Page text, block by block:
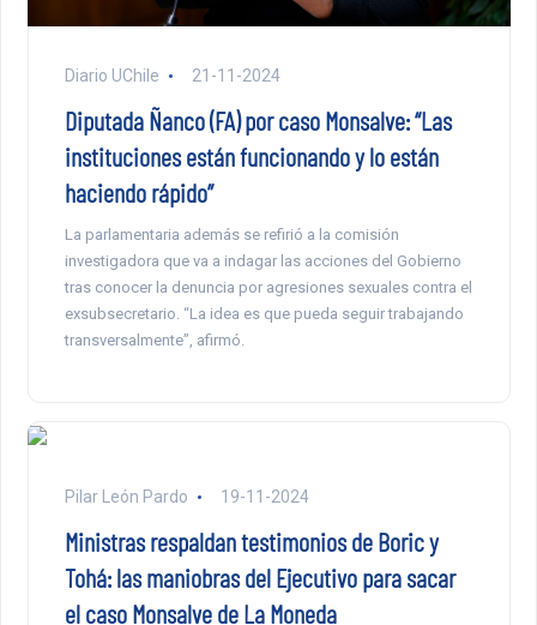
Diario UChile 21-11-2024
Diputada Ñanco (FA) por caso Monsalve: “Las
instituciones están funcionando y lo están
haciendo rápido”
La parlamentaria además se refirió a la comisión
investigadora que va a indagar las acciones del Gobierno
tras conocer la denuncia por agresiones sexuales contra el
exsubsecretario. “La idea es que pueda seguir trabajando
transversalmente”, afirmó.
Pilar León Pardo 19-11-2024
Ministras respaldan testimonios de Boric y
Tohá: las maniobras del Ejecutivo para sacar
el caso Monsalve de La Moneda